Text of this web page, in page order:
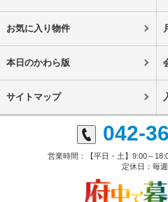
お気に入り物件
本日のかわら版
サイトマップ
042-
営業時間：【平日・土】9:00～
定休日：毎